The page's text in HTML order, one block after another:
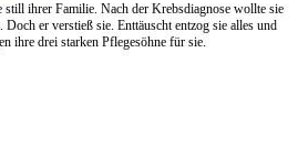
still ihrer Familie. Nach der Krebsdiagnose wollte sie
er verstieß sie. Enttäuscht entzog sie alles und
ihre drei starken Pflegesöhne für sie.